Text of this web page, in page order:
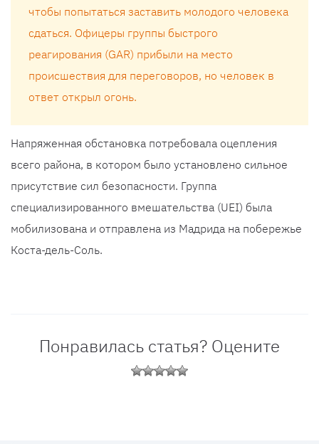
чтобы попытаться заставить молодого человека
сдаться. Офицеры группы быстрого
реагирования (GAR) прибыли на место
происшествия для переговоров, но человек в
ответ открыл огонь.
Напряженная обстановка потребовала оцепления
всего района, в котором было установлено сильное
присутствие сил безопасности. Группа
специализированного вмешательства (UEI) была
мобилизована и отправлена ​​​​из Мадрида на побережье
Коста-дель-Соль.
Понравилась статья? Оцените